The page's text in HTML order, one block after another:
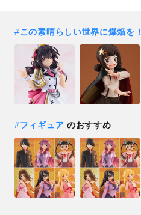
#この素晴らしい世界に爆焔を！
#フィギュア のおすすめ